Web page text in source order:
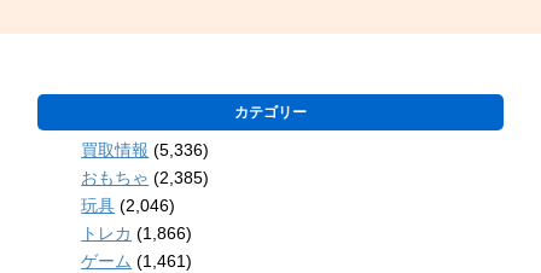
カテゴリー
買取情報 (5,336)
おもちゃ (2,385)
玩具 (2,046)
トレカ (1,866)
ゲーム (1,461)